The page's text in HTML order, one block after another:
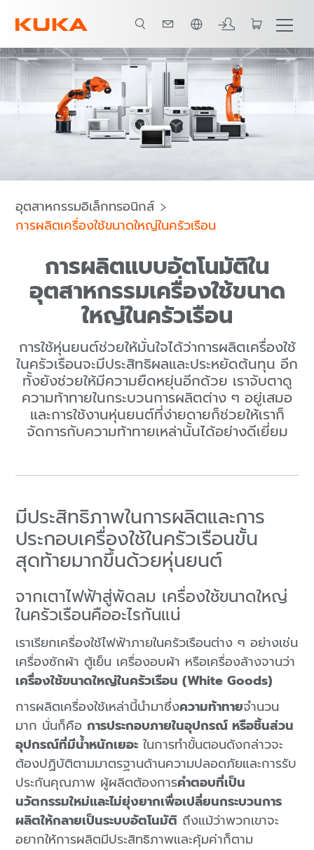
กลุ่มหุ่นยนต์ โปรแกรม ซอฟต์แวร์ การติดต่อ กรณีศึกษา
ภาษาไทย / Thai
อุตสาหกรรมอิเล็กทรอนิกส์
การผลิตเครื่องใช้ขนาดใหญ่ในครัวเรือน
การผลิตแบบอัตโนมัติใน
อุตสาหกรรมเครื่องใช้ขนาด
ใหญ่ในครัวเรือน
การใช้หุ่นยนต์ช่วยให้มั่นใจได้ว่าการผลิตเครื่องใช้
ในครัวเรือนจะมีประสิทธิผลและประหยัดต้นทุน อีก
ทั้งยังช่วยให้มีความยืดหยุ่นอีกด้วย เราจับตาดู
ความท้าทายในกระบวนการผลิตต่าง ๆ อยู่เสมอ
และการใช้งานหุ่นยนต์ที่ง่ายดายก็ช่วยให้เราก็
จัดการกับความท้าทายเหล่านั้นได้อย่างดีเยี่ยม
มีประสิทธิภาพในการผลิตและการ
ประกอบเครื่องใช้ในครัวเรือนขั้น
สุดท้ายมากขึ้นด้วยหุ่นยนต์
จากเตาไฟฟ้าสู่พัดลม เครื่องใช้ขนาดใหญ่
ในครัวเรือนคืออะไรกันแน่
เราเรียกเครื่องใช้ไฟฟ้าภายในครัวเรือนต่าง ๆ อย่างเช่น
เครื่องซักผ้า ตู้เย็น เครื่องอบผ้า หรือเครื่องล้างจานว่า
เครื่องใช้ขนาดใหญ่ในครัวเรือน (White Goods)
การผลิตเครื่องใช้เหล่านี้นำมาซึ่งความท้าทายจำนวน
มาก นั่นก็คือการประกอบภายในอุปกรณ์ หรือชิ้นส่วน
อุปกรณ์ที่มีน้ำหนักเยอะ ในการทำขั้นตอนดังกล่าวจะ
ต้องปฏิบัติตามมาตรฐานด้านความปลอดภัยและการรับ
ประกันคุณภาพ ผู้ผลิตต้องการคำตอบที่เป็น
นวัตกรรมใหม่และไม่ยุ่งยากเพื่อเปลี่ยนกระบวนการ
ผลิตให้กลายเป็นระบบอัตโนมัติ ถึงแม้ว่าพวกเขาจะ
อยากให้การผลิตมีประสิทธิภาพและคุ้มค่าก็ตาม